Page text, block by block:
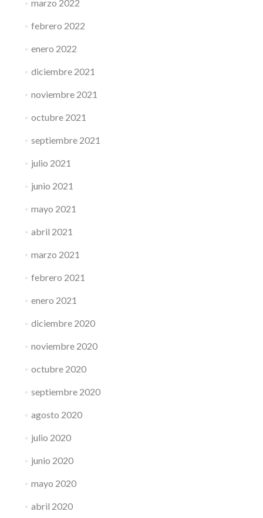
marzo 2022
febrero 2022
enero 2022
diciembre 2021
noviembre 2021
octubre 2021
septiembre 2021
julio 2021
junio 2021
mayo 2021
abril 2021
marzo 2021
febrero 2021
enero 2021
diciembre 2020
noviembre 2020
octubre 2020
septiembre 2020
agosto 2020
julio 2020
junio 2020
mayo 2020
abril 2020